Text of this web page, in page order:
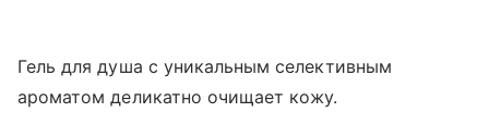
Гель для душа с уникальным селективным
ароматом деликатно очищает кожу.